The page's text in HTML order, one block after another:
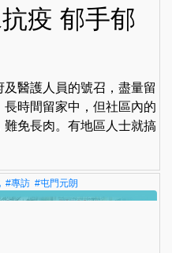
疫 郁手郁
醫護人員的號召，盡量留
時間留家中，但社區內的
免長肉。有地區人士就搞
#專訪 #屯門元朗